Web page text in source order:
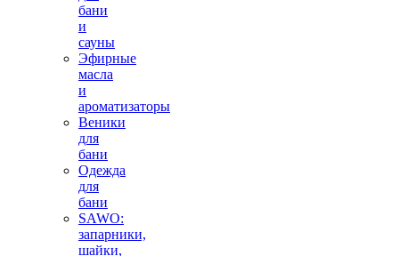
бани
и
сауны
Эфирные
масла
и
ароматизаторы
Веники
для
бани
Одежда
для
бани
SAWO:
запарники,
шайки,